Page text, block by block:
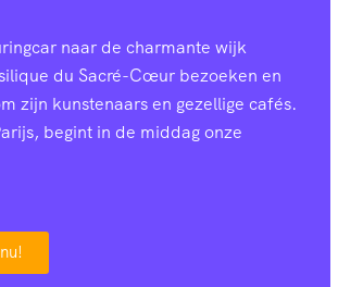
naar de charmante wijk
du Sacré-Cœur bezoeken en
zijn kunstenaars en gezellige cafés.
begint in de middag onze